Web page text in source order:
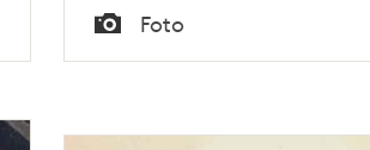
Tid
Typ
Foto